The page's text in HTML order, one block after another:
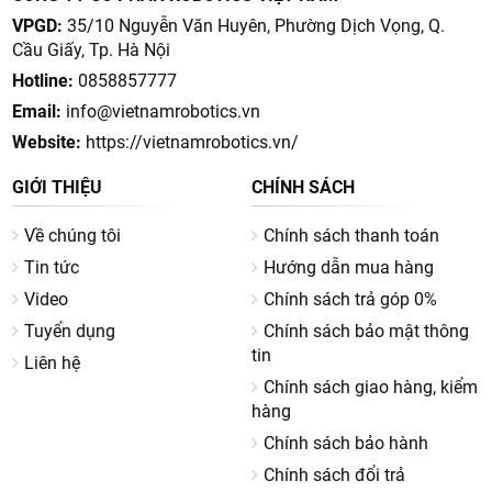
Với vết bẩn khô, dính → con lăn vượt trội rõ rệt
Đặc biệt ở các dòng cao cấp từ Dreame Technology,
Roborock hoặc Ecovacs, hiệu quả lau gần như tiệm cận lau
Các dòng robot hút bụi lau nhà con lăn
phổ biến hiện nay
Thị trườngrobot hút bụi lau nhà con lănđang phát triển
nhanh với nhiều phân khúc khác nhau, từ cao cấp đến tầm
trung. Việc hiểu rõ từng dòng sẽ giúp bạn chọn đúng sản
phẩm phù hợp nhu cầu và ngân sách.
Dòng cao cấp: lau sạch sâu, tự giặt con lăn
Đây là phân khúc nổi bật nhất hiện nay, thường tích hợp:
Trạm giặt – sấy con lăn tự động
Cấp nước sạch liên tục khi lau
VPGD: 35/10 Nguyễn Văn Huyên, Phường Dịch Vọng, Q.
Cầu Giấy, Tp. Hà Nội
Hotline: 0858857777
Email: info@vietnamrobotics.vn
Website: https://vietnamrobotics.vn/
GIỚI THIỆU
Về chúng tôi
Tin tức
Video
Tuyển dụng
Liên hệ
CHÍNH SÁCH
Chính sách thanh toán
Hướng dẫn mua hàng
Chính sách trả góp 0%
Chính sách bảo mật thông
tin
Chính sách giao hàng, kiểm
hàng
Chính sách bảo hành
Chính sách đổi trả